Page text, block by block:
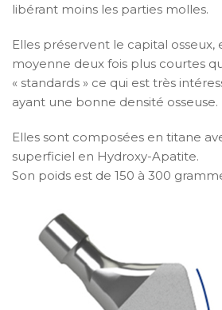
libérant moins les parties molles.
Elles préservent le capital osseux,
moyenne deux fois plus courtes
« standards » ce qui est très
ayant une bonne densité osseuse.
Elles sont composées en titane
superficiel en Hydroxy-Apatite.
Son poids est de 150 à 300